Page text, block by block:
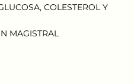
COLESTEROL Y
MAGISTRAL